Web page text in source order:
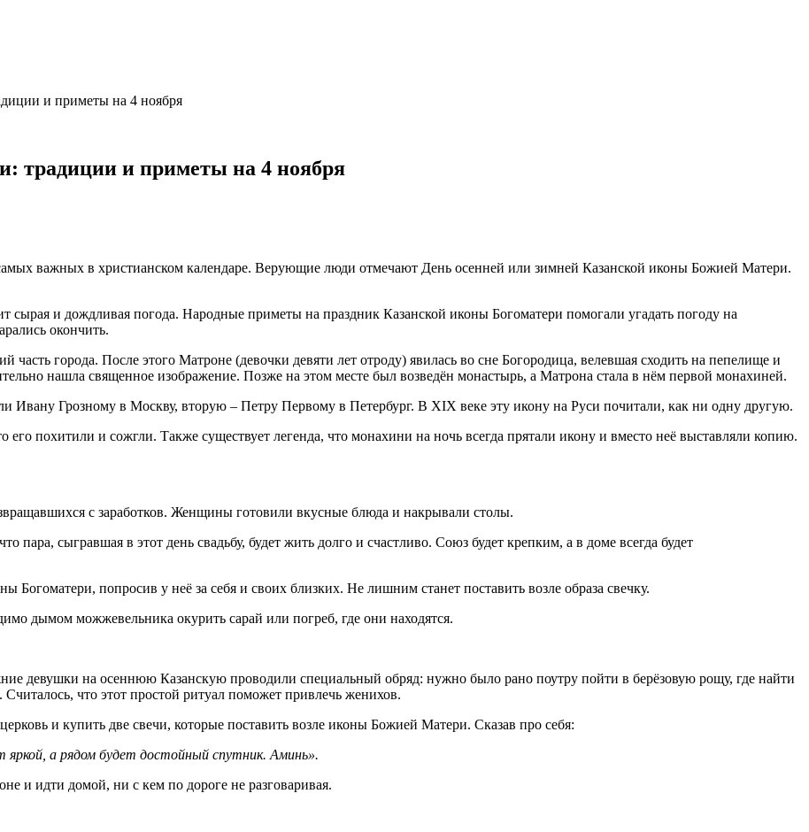
и приметы на 4 ноября
традиции и приметы на 4 ноября
важных в христианском календаре. Верующие люди отмечают День осенней или зимней Казанской иконы Божией Матери.
сырая и дождливая погода. Народные приметы на праздник Казанской иконы Богоматери помогали угадать погоду на
окончить.
города. После этого Матроне (девочки девяти лет отроду) явилась во сне Богородица, велевшая сходить на пепелище и
нашла священное изображение. Позже на этом месте был возведён монастырь, а Матрона стала в нём первой монахиней.
Ивану Грозному в Москву, вторую – Петру Первому в Петербург. В XIX веке эту икону на Руси почитали, как ни одну другую.
его похитили и сожгли. Также существует легенда, что монахини на ночь всегда прятали икону и вместо неё выставляли копию.
с заработков. Женщины готовили вкусные блюда и накрывали столы.
пара, сыгравшая в этот день свадьбу, будет жить долго и счастливо. Союз будет крепким, а в доме всегда будет
Богоматери, попросив у неё за себя и своих близких. Не лишним станет поставить возле образа свечку.
дымом можжевельника окурить сарай или погреб, где они находятся.
девушки на осеннюю Казанскую проводили специальный обряд: нужно было рано поутру пойти в берёзовую рощу, где найти
что этот простой ритуал поможет привлечь женихов.
и купить две свечи, которые поставить возле иконы Божией Матери. Сказав про себя:
а рядом будет достойный спутник. Аминь».
и идти домой, ни с кем по дороге не разговаривая.